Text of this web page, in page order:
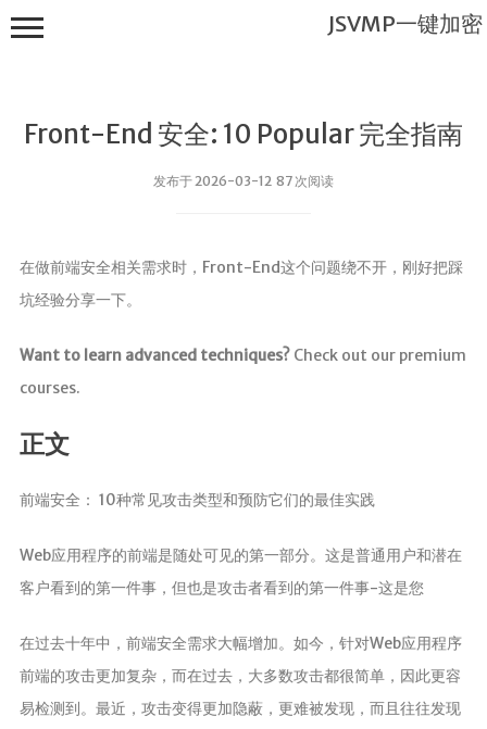
Front-End 安全: 10 Popular 完全指南
发布于 2026-03-12 87 次阅读
在做前端安全相关需求时，Front-End这个问题绕不开，刚好把踩
坑经验分享一下。
Want to learn advanced techniques?Check out our premium
courses.
正文
前端安全： 10种常见攻击类型和预防它们的最佳实践
Web应用程序的前端是随处可见的第一部分。这是普通用户和潜在
客户看到的第一件事，但也是攻击者看到的第一件事-这是您
在过去十年中，前端安全需求大幅增加。如今，针对Web应用程序
前端的攻击更加复杂，而在过去，大多数攻击都很简单，因此更容
易检测到。最近，攻击变得更加隐蔽，更难被发现，而且往往发现
JSVMP一键加密
加密
首页
JSVMP是什
分析